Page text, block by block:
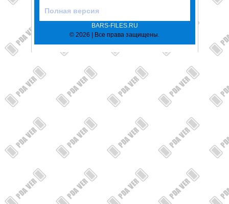
Полная версия
BARS-FILES.RU
© 2026 | Все права защищены.